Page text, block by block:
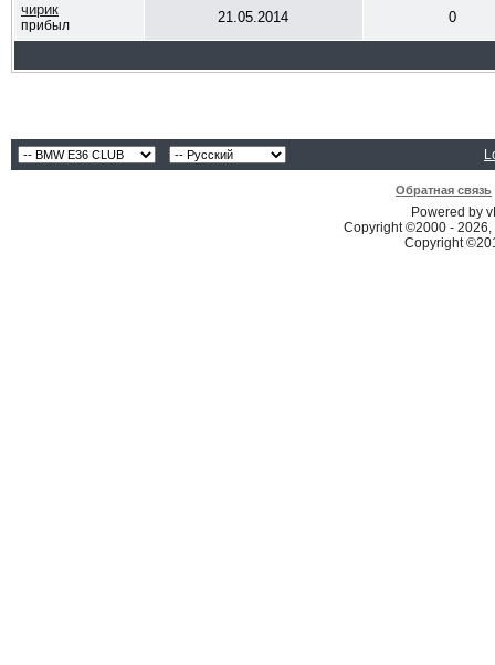
чирик
прибыл 21.05.2014 0
Обратная связь
Powered by
Copyright ©2000 -
Copyright